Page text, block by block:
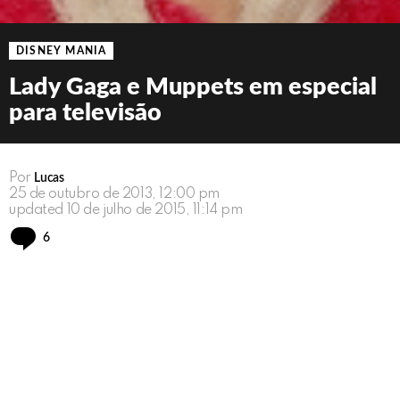
DISNEY MANIA
Lady Gaga e Muppets em especial
para televisão
Por Lucas
25 de outubro de 2013, 12:00 pm
updated
10 de julho de 2015, 11:14 pm
6